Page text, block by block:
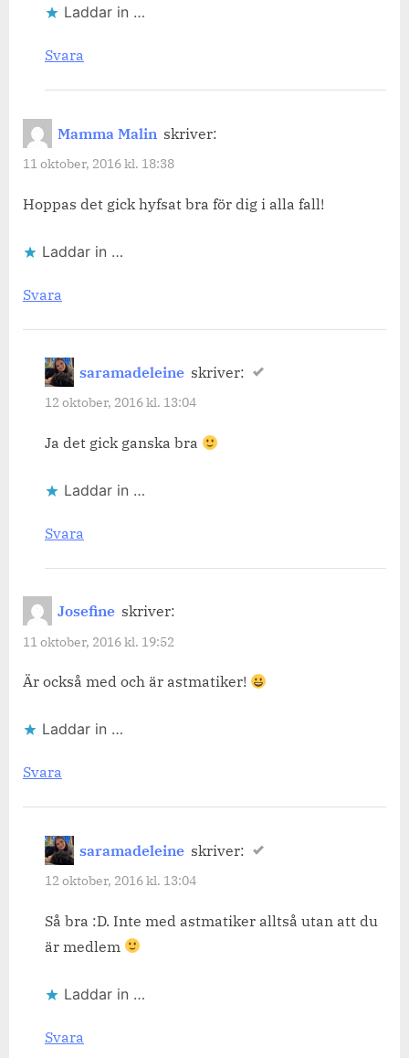
Laddar in …
Svara
Mamma Malin skriver:
11 oktober, 2016 kl. 18:38
Hoppas det gick hyfsat bra för dig i alla fall!
Laddar in …
Svara
saramadeleine skriver:
12 oktober, 2016 kl. 13:04
Ja det gick ganska bra
Laddar in …
Svara
Josefine skriver:
11 oktober, 2016 kl. 19:52
Är också med och är astmatiker!
Laddar in …
Svara
saramadeleine skriver:
12 oktober, 2016 kl. 13:04
Så bra :D. Inte med astmatiker alltså utan att du
är medlem
Laddar in …
Svara